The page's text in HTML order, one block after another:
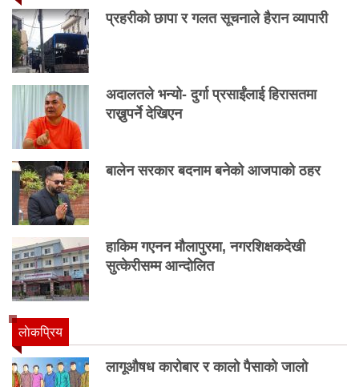
प्रहरीको छापा र गलत सूचनाले हैरान व्यापारी
अदालतले भन्यो- दुर्गा प्रसाईंलाई हिरासतमा
राख्नुपर्ने देखिएन
बालेन सरकार बदनाम बनेको आजपाको ठहर
हाकिम गएनन मौलापुरमा, नगरशिक्षकदेखी
सुत्केरीसम्म आन्दोलित
लाेकप्रिय
लागूऔषध कारोबार र कालो पैसाको जालो